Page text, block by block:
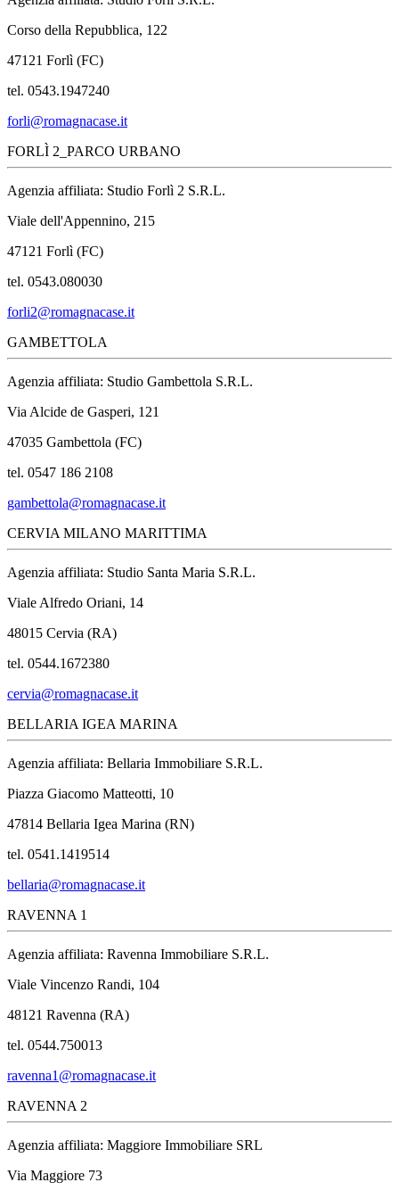
Corso della Repubblica, 122
47121 Forlì (FC)
tel. 0543.1947240
forli@romagnacase.it
FORLÌ 2_PARCO URBANO
Agenzia affiliata: Studio Forlì 2 S.R.L.
Viale dell'Appennino, 215
47121 Forlì (FC)
tel. 0543.080030
forli2@romagnacase.it
GAMBETTOLA
Agenzia affiliata: Studio Gambettola S.R.L.
Via Alcide de Gasperi, 121
47035 Gambettola (FC)
tel. 0547 186 2108
gambettola@romagnacase.it
CERVIA MILANO MARITTIMA
Agenzia affiliata: Studio Santa Maria S.R.L.
Viale Alfredo Oriani, 14
48015 Cervia (RA)
tel. 0544.1672380
cervia@romagnacase.it
BELLARIA IGEA MARINA
Agenzia affiliata: Bellaria Immobiliare S.R.L.
Piazza Giacomo Matteotti, 10
47814 Bellaria Igea Marina (RN)
tel. 0541.1419514
bellaria@romagnacase.it
RAVENNA 1
Agenzia affiliata: Ravenna Immobiliare S.R.L.
Viale Vincenzo Randi, 104
48121 Ravenna (RA)
tel. 0544.750013
ravenna1@romagnacase.it
RAVENNA 2
Agenzia affiliata: Maggiore Immobiliare SRL
Via Maggiore 73